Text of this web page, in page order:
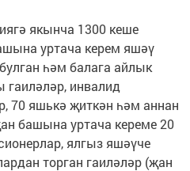
якынча 1300 кеше
уртача керем яшәү
һәм балага айлык
гаиләләр, инвалид
70 яшькә җиткән һәм аннан
башына уртача кереме 20
ялгыз яшәүче
торган гаиләләр (җан